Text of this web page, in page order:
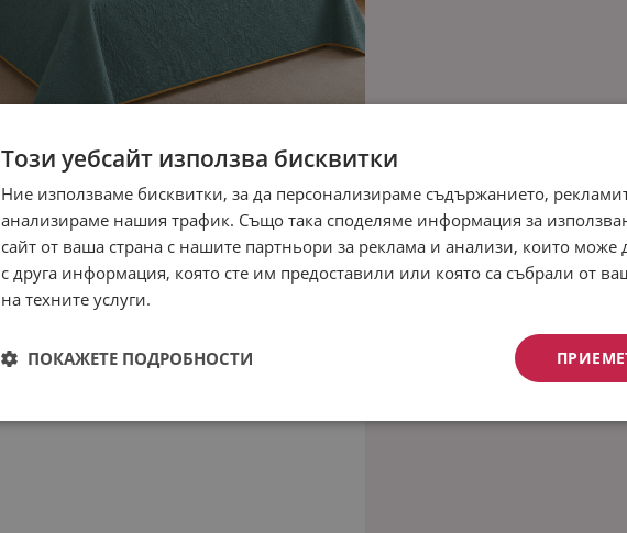
Този уебсайт използва бисквитки
Ние използваме бисквитки, за да персонализираме съдържанието,
анализираме нашия трафик. Също така споделяме информация за
сайт от ваша страна с нашите партньори за реклама и анализи, които може
с друга информация, която сте им предоставили или която са събрали от
на техните услуги.
ПОКАЖЕТЕ ПОДРОБНОСТИ